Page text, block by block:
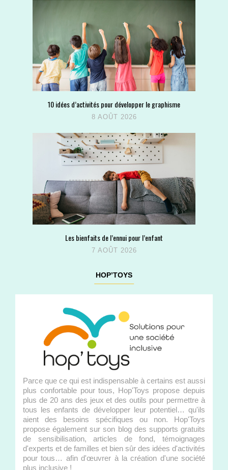
10 idées d’activités pour développer le graphisme
8 AOÛT 2026
Les bienfaits de l’ennui pour l’enfant
7 AOÛT 2026
HOP’TOYS
Parce que ce qui est indispensable à certains est aussi
plus confortable pour tous, Hop'Toys propose depuis
plus de 20 ans des jeux et des outils pour permettre à
tous les enfants de développer leur potentiel… qu'ils
aient des besoins spécifiques ou non. Hop'Toys
propose également sur son blog des supports gratuits
de sensibilisation, articles de fond, témoignages
d'experts et de familles et bien sûr des idées d'activités
pour tous… afin d'œuvrer à la création d'une société
plus inclusive !